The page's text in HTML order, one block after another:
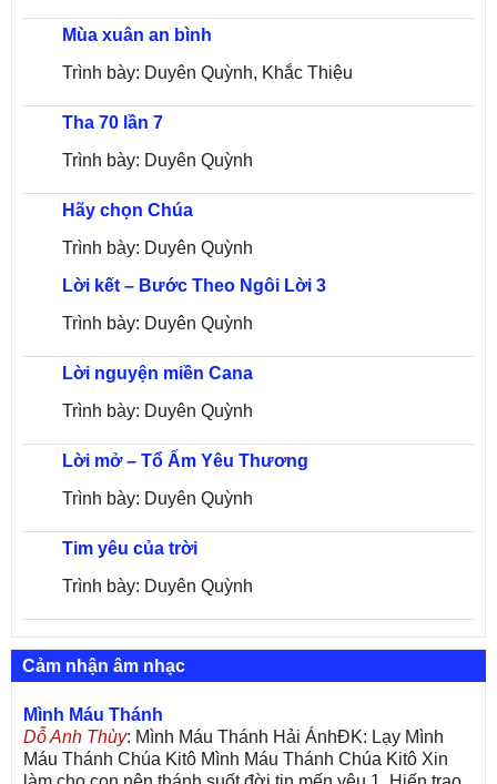
Mùa xuân an bình
Trình bày: Duyên Quỳnh, Khắc Thiệu
Tha 70 lần 7
Trình bày: Duyên Quỳnh
Hãy chọn Chúa
Trình bày: Duyên Quỳnh
Lời kết – Bước Theo Ngôi Lời 3
Trình bày: Duyên Quỳnh
Lời nguyện miền Cana
Trình bày: Duyên Quỳnh
Lời mở – Tổ Ấm Yêu Thương
Trình bày: Duyên Quỳnh
Tim yêu của trời
Trình bày: Duyên Quỳnh
Cảm nhận âm nhạc
Mình Máu Thánh
Dỗ Anh Thùy: Mình Máu Thánh Hải ÁnhĐK: Lạy Mình
Máu Thánh Chúa Kitô Mình Máu Thánh Chúa Kitô Xin